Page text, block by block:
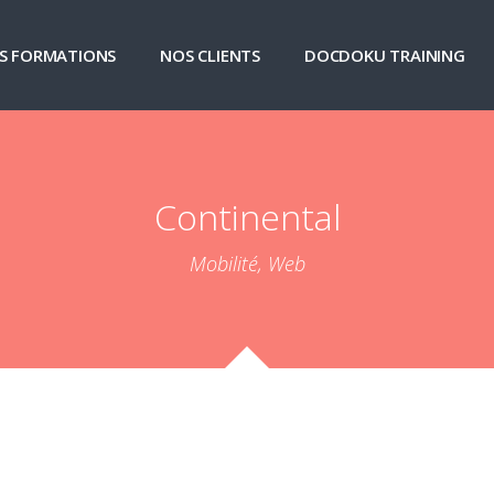
FORMATIONS NOS CLIENTS DOCDOKU TRAINING
Continental
Mobilité, Web